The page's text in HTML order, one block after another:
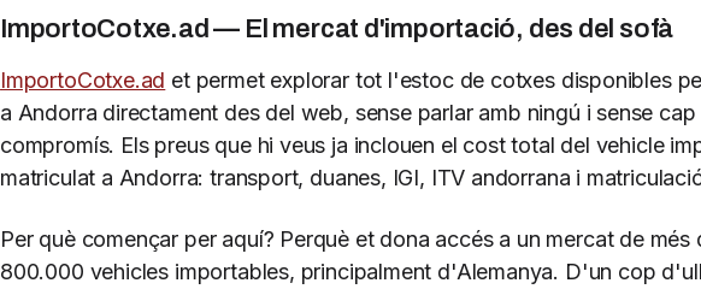
ImportoCotxe.ad — El mercat d'importació, des del sofà
ImportoCotxe.ad et permet explorar tot l'estoc de cotxes disponibles
a Andorra directament des del web, sense parlar amb ningú i sense cap
compromís. Els preus que hi veus ja inclouen el cost total del vehicle
matriculat a Andorra: transport, duanes, IGI, ITV andorrana i
Per què començar per aquí? Perquè et dona accés a un mercat de més
800.000 vehicles importables, principalment d'Alemanya. D'un cop